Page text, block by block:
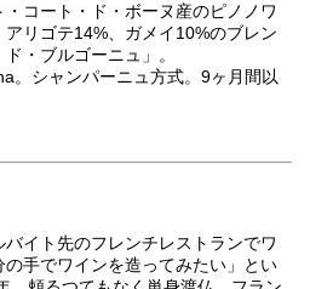
コート・ド・ボーヌ産のピノノワ
リゴテ14%、ガメイ10%のブレン
・ブルゴーニュ」。
。シャンパーニュ方式。9ヶ月間以
イト先のフレンチレストランでワ
手でワインを造ってみたい」とい